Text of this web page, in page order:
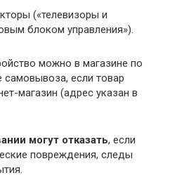
(«телевизоры и
блоком управления»).
можно в магазине по
самовывоза, если товар
магазин (адрес указан в
могут отказать, если
повреждения, следы